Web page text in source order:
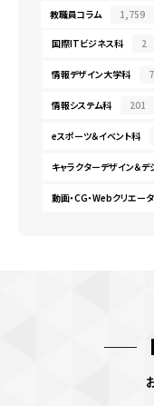
教職員コラム 1,759
国際ITビジネス科 2
情報デザイン大学科 7
情報システム科 201
eスポーツ＆イベント科
キャラクターデザイン＆
動画・CG・Webクリエー